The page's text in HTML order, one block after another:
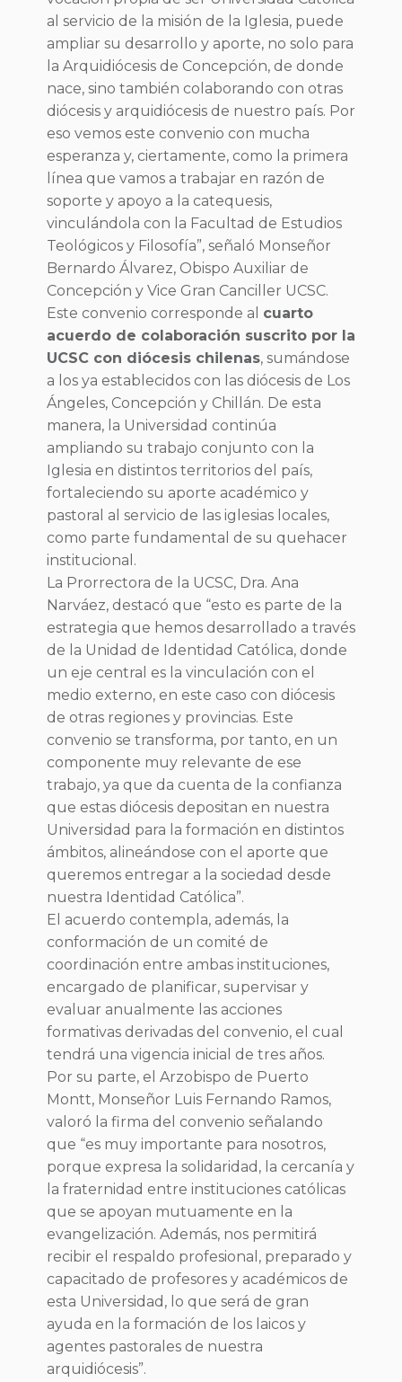
al servicio de la misión de la Iglesia, puede
ampliar su desarrollo y aporte, no solo para
la Arquidiócesis de Concepción, de donde
nace, sino también colaborando con otras
diócesis y arquidiócesis de nuestro país. Por
eso vemos este convenio con mucha
esperanza y, ciertamente, como la primera
línea que vamos a trabajar en razón de
soporte y apoyo a la catequesis,
vinculándola con la Facultad de Estudios
Teológicos y Filosofía”, señaló Monseñor
Bernardo Álvarez, Obispo Auxiliar de
Concepción y Vice Gran Canciller UCSC.
Este convenio corresponde al cuarto
acuerdo de colaboración suscrito por la
UCSC con diócesis chilenas, sumándose
a los ya establecidos con las diócesis de Los
Ángeles, Concepción y Chillán. De esta
manera, la Universidad continúa
ampliando su trabajo conjunto con la
Iglesia en distintos territorios del país,
fortaleciendo su aporte académico y
pastoral al servicio de las iglesias locales,
como parte fundamental de su quehacer
institucional.
La Prorrectora de la UCSC, Dra. Ana
Narváez, destacó que “esto es parte de la
estrategia que hemos desarrollado a través
de la Unidad de Identidad Católica, donde
un eje central es la vinculación con el
medio externo, en este caso con diócesis
de otras regiones y provincias. Este
convenio se transforma, por tanto, en un
componente muy relevante de ese
trabajo, ya que da cuenta de la confianza
que estas diócesis depositan en nuestra
Universidad para la formación en distintos
ámbitos, alineándose con el aporte que
queremos entregar a la sociedad desde
nuestra Identidad Católica”.
El acuerdo contempla, además, la
conformación de un comité de
coordinación entre ambas instituciones,
encargado de planificar, supervisar y
evaluar anualmente las acciones
formativas derivadas del convenio, el cual
tendrá una vigencia inicial de tres años.
Por su parte, el Arzobispo de Puerto
Montt, Monseñor Luis Fernando Ramos,
valoró la firma del convenio señalando
que “es muy importante para nosotros,
porque expresa la solidaridad, la cercanía y
la fraternidad entre instituciones católicas
que se apoyan mutuamente en la
evangelización. Además, nos permitirá
recibir el respaldo profesional, preparado y
capacitado de profesores y académicos de
esta Universidad, lo que será de gran
ayuda en la formación de los laicos y
agentes pastorales de nuestra
arquidiócesis”.